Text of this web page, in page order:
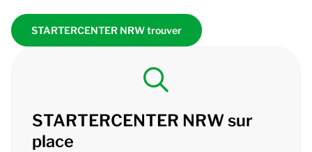
STARTERCENTER NRW trouver
STARTERCENTER NRW sur
place